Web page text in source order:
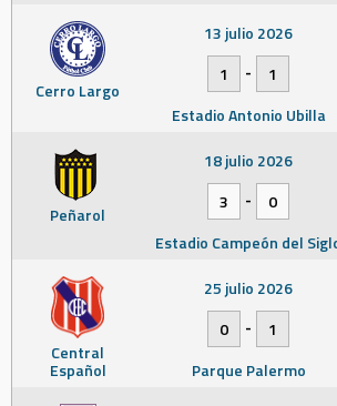
Cerro Largo
13 julio 2026
1
-
1
Estadio Antonio Ubilla
Peñarol
18 julio 2026
3
-
0
Estadio Campeón del
Central
Español
25 julio 2026
0
-
1
Parque Palermo